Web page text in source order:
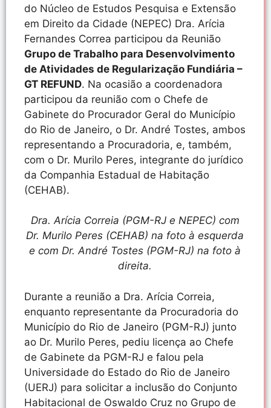
do Núcleo de Estudos Pesquisa e Extensão
em Direito da Cidade (NEPEC) Dra. Arícia
Fernandes Correa participou da Reunião
Grupo de Trabalho para Desenvolvimento
de Atividades de Regularização Fundiária –
GT REFUND. Na ocasião a coordenadora
participou da reunião com o Chefe de
Gabinete do Procurador Geral do Município
do Rio de Janeiro, o Dr. André Tostes, ambos
representando a Procuradoria, e, também,
com o Dr. Murilo Peres, integrante do jurídico
da Companhia Estadual de Habitação
(CEHAB).
Dra. Arícia Correia (PGM-RJ e NEPEC) com
Dr. Murilo Peres (CEHAB) na foto à esquerda
e com Dr. André Tostes (PGM-RJ) na foto à
direita.
Durante a reunião a Dra. Arícia Correia,
enquanto representante da Procuradoria do
Município do Rio de Janeiro (PGM-RJ) junto
ao Dr. Murilo Peres, pediu licença ao Chefe
de Gabinete da PGM-RJ e falou pela
Universidade do Estado do Rio de Janeiro
(UERJ) para solicitar a inclusão do Conjunto
Habitacional de Oswaldo Cruz no Grupo de